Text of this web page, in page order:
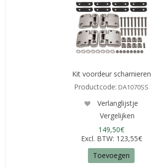
Kit voordeur scharnieren
Productcode: DA1070SS
Verlanglijstje
Vergelijken
149,50€
Excl. BTW: 123,55€
Toevoegen